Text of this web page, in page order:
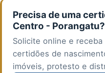
Precisa de uma
Centro - Porangatu?
Solicite online e
certidões de
imóveis, protesto e